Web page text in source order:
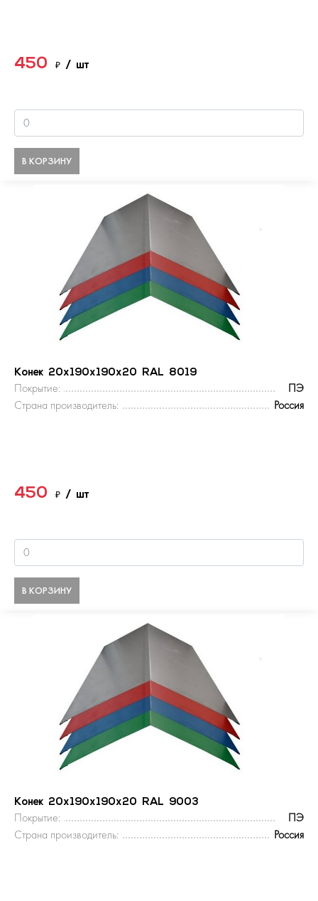
450 ₽ / шт
В КОРЗИНУ
Конек 20х190х190х20 RAL 8019
Покрытие:
ПЭ
Страна производитель:
Россия
450 ₽ / шт
В КОРЗИНУ
Конек 20х190х190х20 RAL 9003
Покрытие:
ПЭ
Страна производитель:
Россия